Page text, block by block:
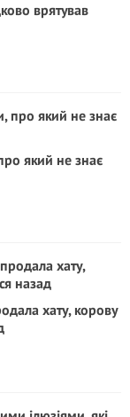
врятував
який не знає
хату, корову